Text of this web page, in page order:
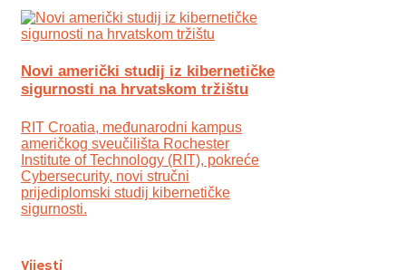
Novi američki studij iz kibernetičke
sigurnosti na hrvatskom tržištu
RIT Croatia, međunarodni kampus
američkog sveučilišta Rochester
Institute of Technology (RIT), pokreće
Cybersecurity, novi stručni
prijediplomski studij kibernetičke
sigurnosti.